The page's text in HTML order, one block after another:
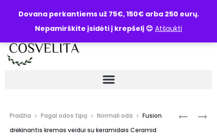
Dovana perkantiems už 75€, 150€ arba 250 eurų.
Nepamirškite įsidėti į krepšelį 😊 Atšaukti
UŽKLAUSA
Pradžia Pagal odos tipą Normali oda
Fusion
drėkinantis kremas veidui su keramidais Ceramid